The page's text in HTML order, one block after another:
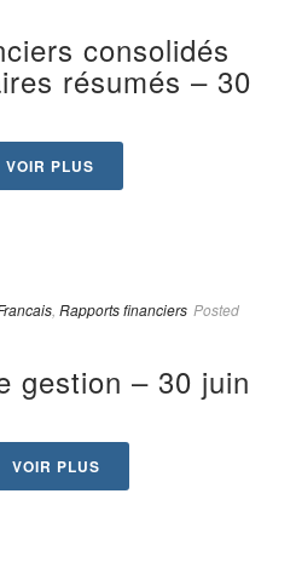
consolidés
résumés – 30
VOIR PLUS
Rapports financiers Posted
gestion – 30 juin
VOIR PLUS